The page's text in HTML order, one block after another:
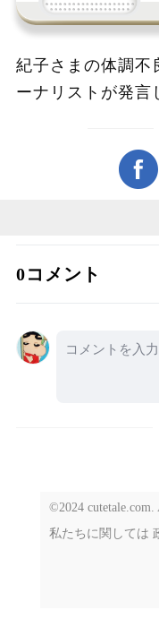
紀子さまの体調不
ーナリストが発言
す。紀子さまは
の不調が続いて
されています。
0コメント
©2024 cutetale.com.
私たちに関しては